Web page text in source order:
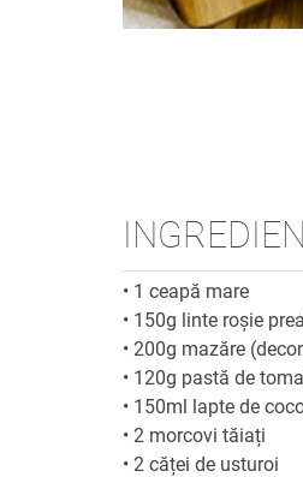
• 1 ceapă mare
• 150g linte roșie
• 200g mazăre
• 120g pastă de
• 150ml lapte de
• 2 morcovi tăiați
• 2 căței de usturoi